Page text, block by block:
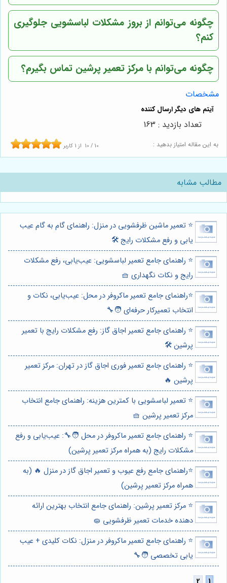
چگونه می‌توانم از بروز مشکلات لباسشویی جلوگیری
کنم؟
چگونه می‌توانم با مرکز تعمیر پرشین تماس بگیرم؟
مشخصات
به این مقاله امتیاز بدهید : 10 / 10 از 1 کاربر
تعداد بازدید : 163
مطالب مشابه
⭐️ تعمیر ماشین ظرفشویی در منزل: راهنمای گام به گام عیب
یابی و رفع مشکلات رایج 🛠️
⭐️ راهنمای جامع تعمیر لباسشویی: عیب‌یابی، رفع مشکلات
رایج و نکات نگهداری 🧺
⭐️راهنمای جامع تعمیر ماکروفر در محل: عیب‌یابی، نکات و
انتخاب تعمیرکار حرفه‌ای 🧑‍🔧
⭐️ راهنمای جامع تعمیر اجاق گاز: رفع مشکلات رایج با تعمیر
پرشین 🛠️
⭐️ راهنمای جامع تعمیر فوری اجاق گاز در تهران: مرکز تعمیر
پرشین 🔥
⭐️ تعمیر لباسشویی با کمترین هزینه: راهنمای جامع انتخاب
مرکز تعمیر پرشین 🧺
⭐️ راهنمای جامع تعمیر ماکروفر در محل 🧑‍🔧: عیب‌یابی و رفع
مشکلات رایج (به همراه مرکز تعمیر پرشین)
⭐️راهنمای جامع رفع عیوب و تعمیر اجاق گاز در منزل 🔥 (به
همراه مرکز تعمیر پرشین)
⭐️ مرکز تعمیر پرشین: راهنمای جامع انتخاب بهترین ارائه
دهنده خدمات تعمیر ظرفشویی 🧽
⭐️ راهنمای جامع تعمیر ماکروفر در منزل: نکات کلیدی + عیب
یابی تخصصی 🧑‍🔧